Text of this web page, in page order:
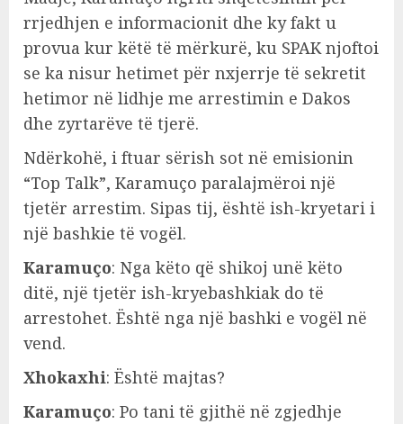
rrjedhjen e informacionit dhe ky fakt u
provua kur këtë të mërkurë, ku SPAK njoftoi
se ka nisur hetimet për nxjerrje të sekretit
hetimor në lidhje me arrestimin e Dakos
dhe zyrtarëve të tjerë.
Ndërkohë, i ftuar sërish sot në emisionin
“Top Talk”, Karamuço paralajmëroi një
tjetër arrestim. Sipas tij, është ish-kryetari i
një bashkie të vogël.
Karamuço: Nga këto që shikoj unë këto
ditë, një tjetër ish-kryebashkiak do të
arrestohet. Është nga një bashki e vogël në
vend.
Xhokaxhi: Është majtas?
Karamuço: Po tani të gjithë në zgjedhje